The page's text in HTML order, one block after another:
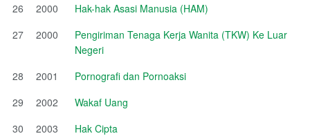
26
2000
Hak-hak Asasi Manusia (HAM)
27
2000
Pengiriman Tenaga Kerja Wanita (TKW) Ke Luar
Negeri
28
2001
Pornografi dan Pornoaksi
29
2002
Wakaf Uang
30
2003
Hak Cipta